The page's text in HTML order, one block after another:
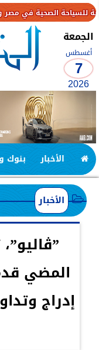
الجمعة
أغسطس
7
2026
الأخبار بنوك
الأخبار
المضي
إدراج